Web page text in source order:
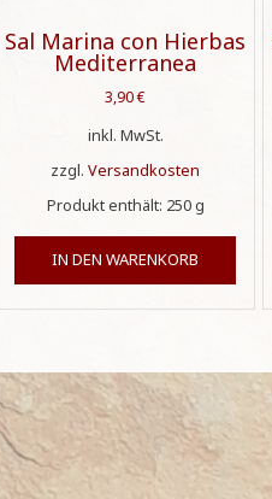
Sal Marina con Hierbas
Mediterranea
3,90€
inkl. MwSt.
zzgl.Versandkosten
Produkt enthält: 250 g
IN DEN WARENKORB